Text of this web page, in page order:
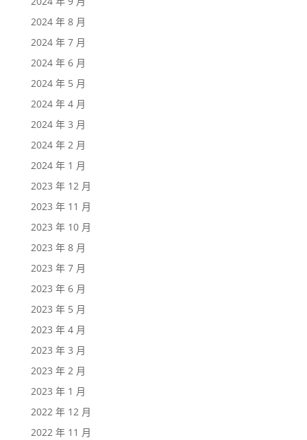
2024 年 8 月
2024 年 7 月
2024 年 6 月
2024 年 5 月
2024 年 4 月
2024 年 3 月
2024 年 2 月
2024 年 1 月
2023 年 12 月
2023 年 11 月
2023 年 10 月
2023 年 8 月
2023 年 7 月
2023 年 6 月
2023 年 5 月
2023 年 4 月
2023 年 3 月
2023 年 2 月
2023 年 1 月
2022 年 12 月
2022 年 11 月